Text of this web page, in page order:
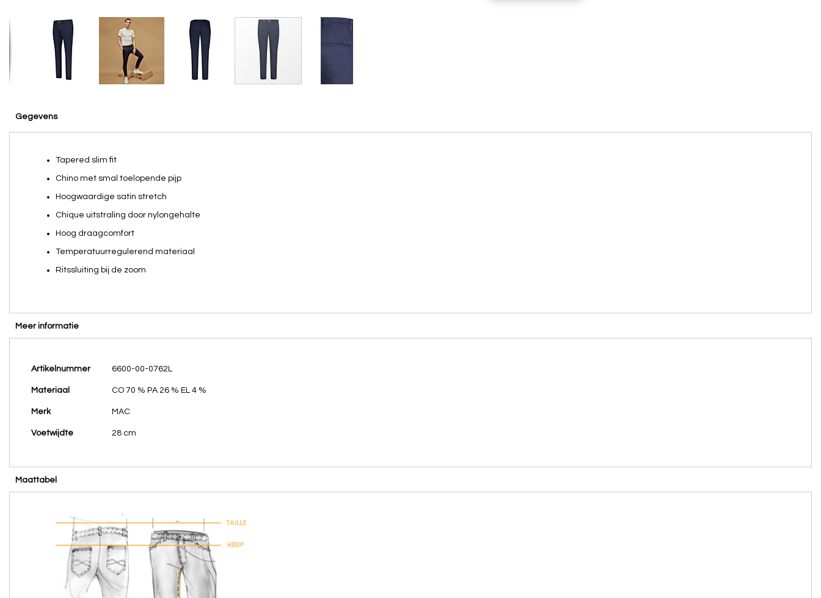
the
Gegevens
Tapered slim fit
Chino met smal toelopende pijp
Hoogwaardige satin stretch
Chique uitstraling door nylongehalte
Hoog draagcomfort
Temperatuurregulerend materiaal
Ritssluiting bij de zoom
Meer informatie
Meer
Artikelnummer 6600-00-0762L
Materiaal CO 70 % PA 26 % EL 4 %
Merk MAC
Voetwijdte 28 cm
Maattabel